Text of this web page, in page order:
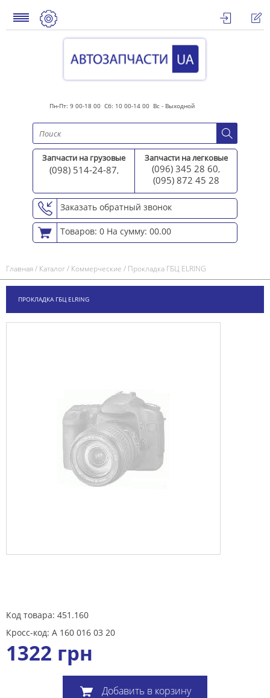
Пн-Пт: 9 00-18 00 Сб: 10 00-14 00 Вс - Выходной
Запчасти на грузовые
(098) 514-24-87,
Запчасти на легковые
(096) 345 28 60,
(095) 872 45 28
Заказать обратный звонок
Товаров: 0 На сумму: 00.00
Главная/ Каталог/ Коммерческие / Прокладка ГБЦ ELRING
ПРОКЛАДКА ГБЦ ELRING
Код товара: 451.160
Кросс-код: A 160 016 03 20
1322 грн
Добавить в корзину